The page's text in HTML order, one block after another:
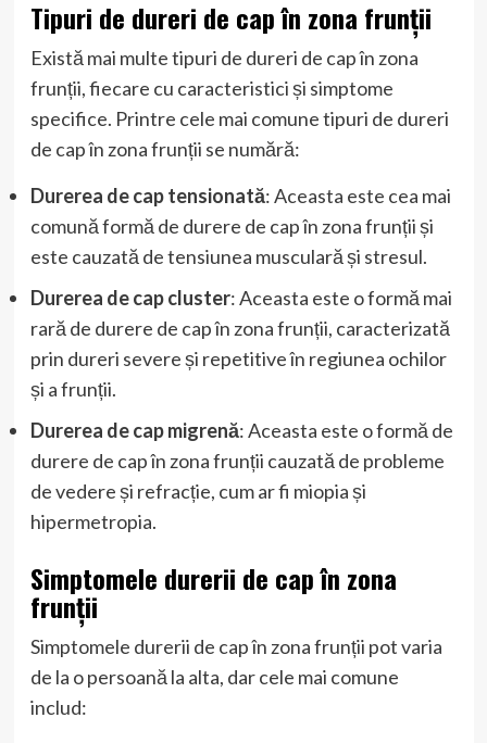
Tipuri de dureri de cap în zona frunții
Există mai multe tipuri de dureri de cap în zona
frunții, fiecare cu caracteristici și simptome
specifice. Printre cele mai comune tipuri de dureri
de cap în zona frunții se numără:
Durerea de cap tensionată: Aceasta este cea mai
comună formă de durere de cap în zona frunții și
este cauzată de tensiunea musculară și stresul.
Durerea de cap cluster: Aceasta este o formă mai
rară de durere de cap în zona frunții, caracterizată
prin dureri severe și repetitive în regiunea ochilor
și a frunții.
Durerea de cap migrenă: Aceasta este o formă de
durere de cap în zona frunții cauzată de probleme
de vedere și refracție, cum ar fi miopia și
hipermetropia.
Simptomele durerii de cap în zona
frunții
Simptomele durerii de cap în zona frunții pot varia
de la o persoană la alta, dar cele mai comune
includ: